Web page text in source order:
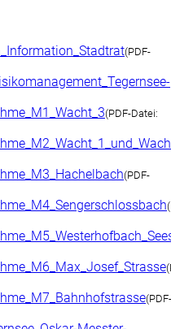
(PDF-
(PDF-Datei:
(PDF-
(
(
(PDF-